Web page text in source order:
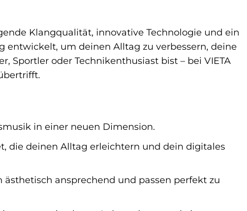
Klangqualität, innovative Technologie und ein
entwickelt, um deinen Alltag zu verbessern, deine
Sportler oder Technikenthusiast bist – bei VIETA
in einer neuen Dimension.
die deinen Alltag erleichtern und dein digitales
ansprechend und passen perfekt zu